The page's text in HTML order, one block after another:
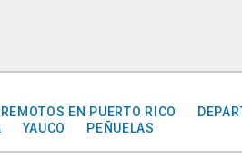
EN PUERTO RICO
YAUCO PEÑUELAS